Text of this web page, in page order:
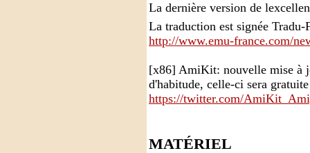
La dernière version de
La traduction est signée Tradu-
http://www.emu-france.com/
[x86] AmiKit: nouvelle mise à
d'habitude, celle-ci sera gratuite
https://twitter.com/
MATÉRIEL